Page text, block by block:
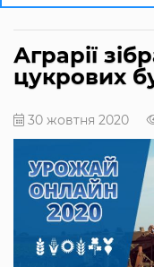
Аграрії
цукрових
30 жовтня 2020